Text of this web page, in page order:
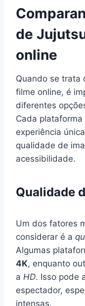
de
online
Quando se trata
filme online, é
diferentes
Cada
experiência
qualidade de
acessibilidade.
Qualidade
Um dos fatores
considerar é a
Algumas
4K, enquanto
a HD. Isso pode
espectador,
intensas.